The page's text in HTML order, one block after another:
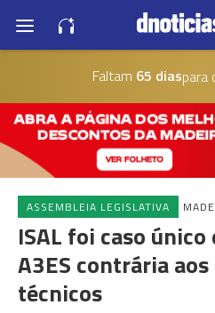
Faltam 65 diaspara
ASSEMBLEIA LEGISLATIVA
ISAL foi caso
A3ES contrária
técnicos